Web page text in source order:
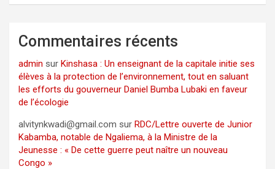
Commentaires récents
admin sur Kinshasa : Un enseignant de la capitale initie ses
élèves à la protection de l’environnement, tout en saluant
les efforts du gouverneur Daniel Bumba Lubaki en faveur
de l’écologie
alvitynkwadi@gmail.com sur RDC/Lettre ouverte de Junior
Kabamba, notable de Ngaliema, à la Ministre de la
Jeunesse : « De cette guerre peut naître un nouveau
Congo »